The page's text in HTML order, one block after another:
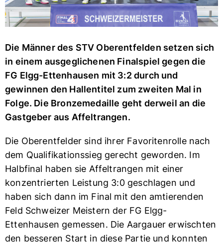
Die Männer des STV Oberentfelden setzen sich
in einem ausgeglichenen Finalspiel gegen die
FG Elgg-Ettenhausen mit 3:2 durch und
gewinnen den Hallentitel zum zweiten Mal in
Folge. Die Bronzemedaille geht derweil an die
Gastgeber aus Affeltrangen.
Die Oberentfelder sind ihrer Favoritenrolle nach
dem Qualifikationssieg gerecht geworden. Im
Halbfinal haben sie Affeltrangen mit einer
konzentrierten Leistung 3:0 geschlagen und
haben sich dann im Final mit den amtierenden
Feld Schweizer Meistern der FG Elgg-
Ettenhausen gemessen. Die Aargauer erwischten
den besseren Start in diese Partie und konnten